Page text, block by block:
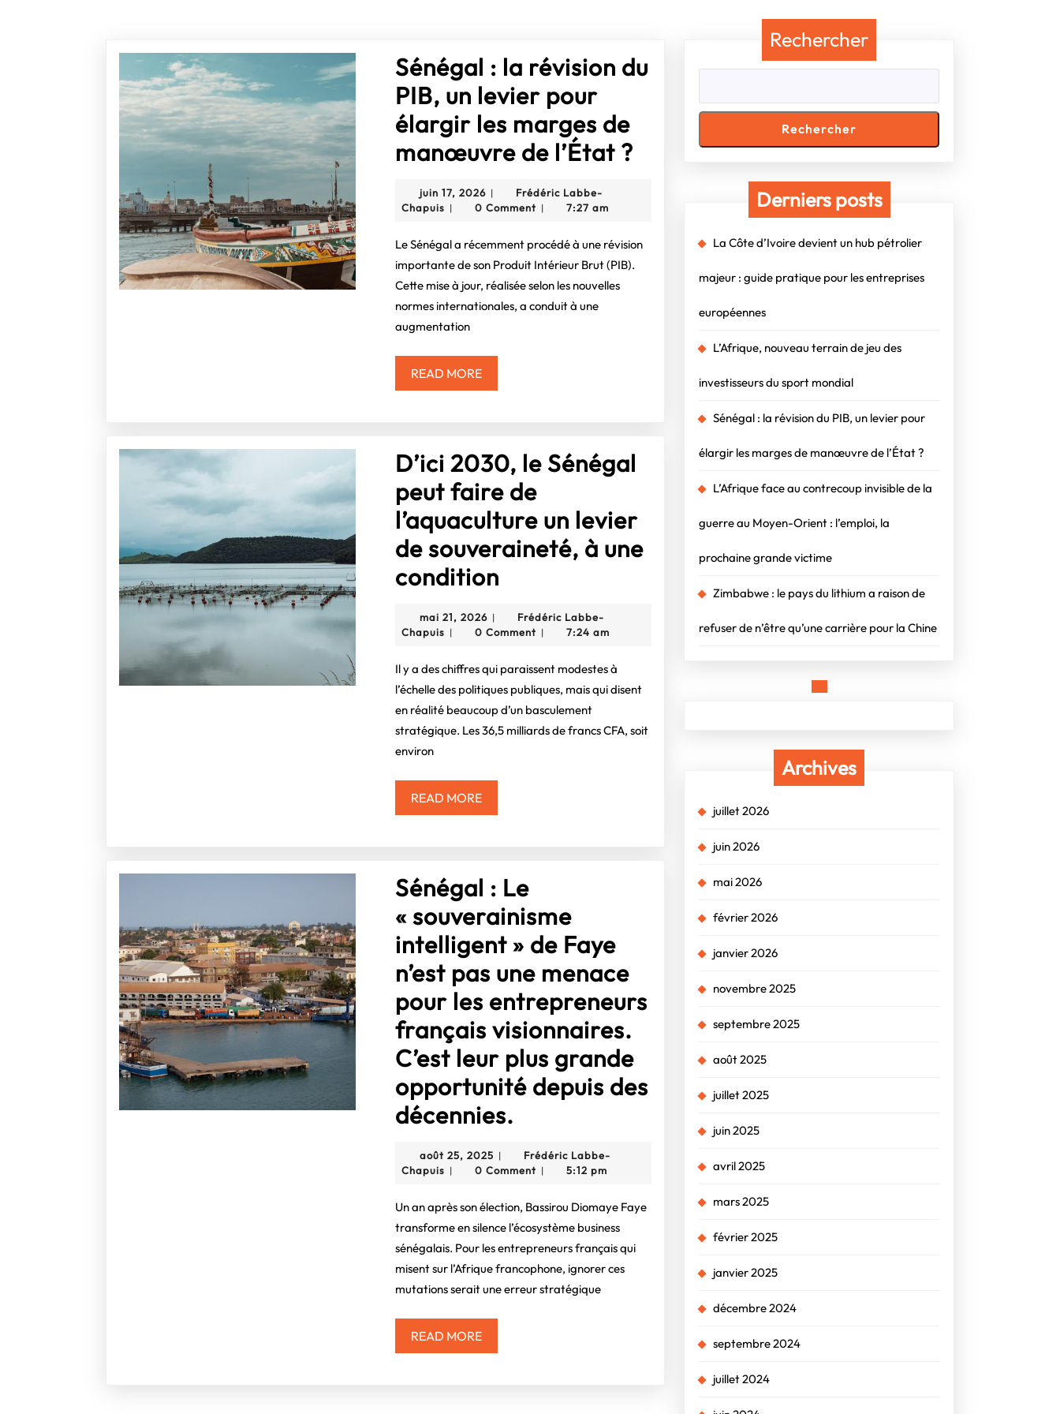
Sénégal : la révision du
PIB, un levier pour
élargir les marges de
manœuvre de l’État ?Sénégal
révision
du
élargir
marges
manœuvre
de
juin 17, 2026juin
17,
|
Frédéric Labbe-
ChapuisFrédéric
| 0 Comment | 7:27 am
Le Sénégal a récemment procédé à une révision
importante de son Produit Intérieur Brut (PIB).
Cette mise à jour, réalisée selon les nouvelles
normes internationales, a conduit à une
augmentation
READ MOREREAD
MORE
D’ici 2030, le Sénégal
peut faire de
l’aquaculture un levier
de souveraineté, à une
conditionD’ici
2030,
le
Sénégal
peut
faire
souveraineté,
à
une
condition
mai 21, 2026mai
21,
|
Frédéric Labbe-
ChapuisFrédéric
| 0 Comment | 7:24 am
Il y a des chiffres qui paraissent modestes à
l’échelle des politiques publiques, mais qui disent
en réalité beaucoup d’un basculement
stratégique. Les 36,5 milliards de francs CFA, soit
environ
READ MOREREAD
MORE
Sénégal : Le
« souverainisme
intelligent » de Faye
n’est pas une menace
pour les entrepreneurs
français visionnaires.
C’est leur plus grande
opportunité depuis des
décennies.
Le
« souverainisme
intelligent »
de
Faye
août 25, 2025août
25,
|
Frédéric Labbe-
ChapuisFrédéric
| 0 Comment | 5:12 pm
Un an après son élection, Bassirou Diomaye Faye
transforme en silence l’écosystème business
sénégalais. Pour les entrepreneurs français qui
misent sur l’Afrique francophone, ignorer ces
mutations serait une erreur stratégique
READ MOREREAD
MORE
Rechercher
Rechercher
Derniers posts
La Côte d’Ivoire devient un hub pétrolier
majeur : guide pratique pour les entreprises
européennes
L’Afrique, nouveau terrain de jeu des
investisseurs du sport mondial
Sénégal : la révision du PIB, un levier pour
élargir les marges de manœuvre de l’État ?
L’Afrique face au contrecoup invisible de la
guerre au Moyen-Orient : l’emploi, la
prochaine grande victime
Zimbabwe : le pays du lithium a raison de
refuser de n’être qu’une carrière pour la Chine
Archives
juillet 2026
juin 2026
mai 2026
février 2026
janvier 2026
novembre 2025
septembre 2025
août 2025
juillet 2025
juin 2025
avril 2025
mars 2025
février 2025
janvier 2025
décembre 2024
septembre 2024
juillet 2024